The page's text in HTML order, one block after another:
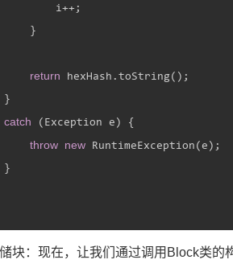
i++;
}
return hexHash.toString();
}
catch (Exception e) {
throw new RuntimeException(e);
}
块：现在，让我们通过调用Block类